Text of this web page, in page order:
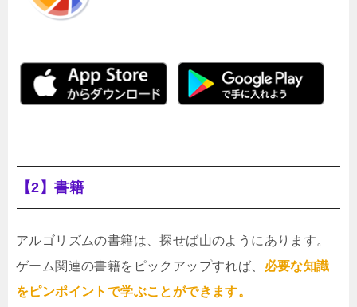
【2】書籍
アルゴリズムの書籍は、探せば山のようにあります。
ゲーム関連の書籍をピックアップすれば、 必要な知識
をピンポイントで学ぶことができます。